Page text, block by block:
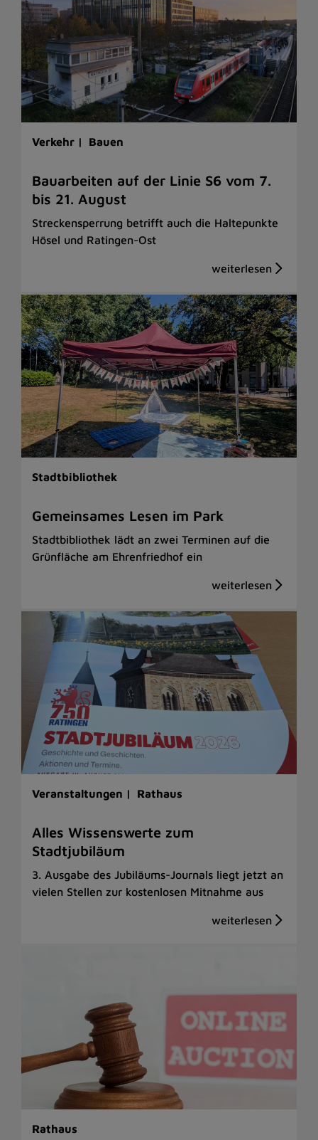
Verkehr | Bauen
Bauarbeiten auf der Linie S6 vom 7.
bis 21. August
Streckensperrung betrifft auch die Haltepunkte
Hösel und Ratingen-Ost
Stadtbibliothek
Gemeinsames Lesen im Park
Stadtbibliothek lädt an zwei Terminen auf die
Grünfläche am Ehrenfriedhof ein
Veranstaltungen | Rathaus
Alles Wissenswerte zum
Stadtjubiläum
3. Ausgabe des Jubiläums-Journals liegt jetzt an
vielen Stellen zur kostenlosen Mitnahme aus
Rathaus